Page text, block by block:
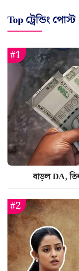
Top ট্রেন্ডিং পোস্ট
বাড়ল DA,